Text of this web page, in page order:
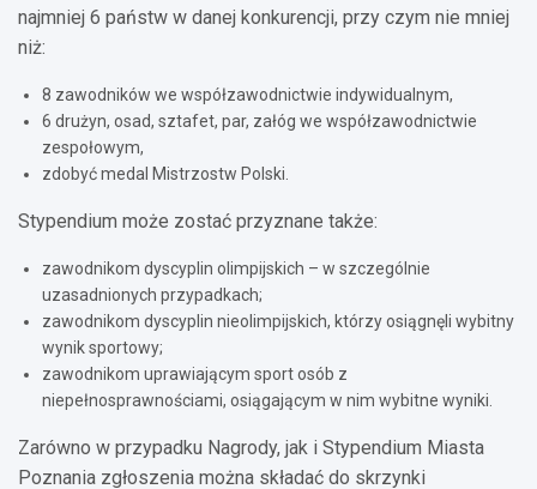
najmniej 6 państw w danej konkurencji, przy czym nie mniej
niż:
8 zawodników we współzawodnictwie indywidualnym,
6 drużyn, osad, sztafet, par, załóg we współzawodnictwie
zespołowym,
zdobyć medal Mistrzostw Polski.
Stypendium może zostać przyznane także:
zawodnikom dyscyplin olimpijskich – w szczególnie
uzasadnionych przypadkach;
zawodnikom dyscyplin nieolimpijskich, którzy osiągnęli wybitny
wynik sportowy;
zawodnikom uprawiającym sport osób z
niepełnosprawnościami, osiągającym w nim wybitne wyniki.
Zarówno w przypadku Nagrody, jak i Stypendium Miasta
Poznania zgłoszenia można składać do skrzynki